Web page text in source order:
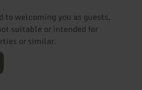
to welcoming you as guests,
suitable or intended for
or similar.